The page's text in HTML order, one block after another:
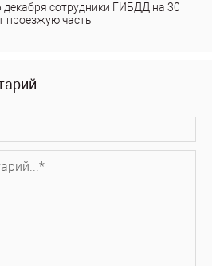
декабря сотрудники ГИБДД на 30
проезжую часть